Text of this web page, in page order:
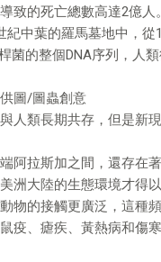
致的死亡總數高達2億人。
中葉的羅馬墓地中，
菌的整個DNA序列，人
圖/圖蟲創意
人類長期共存，但是新
阿拉斯加之間，還存在
洲大陸的生態環境才得以
物的接觸更廣泛，這種
疫、瘧疾、黃熱病和傷